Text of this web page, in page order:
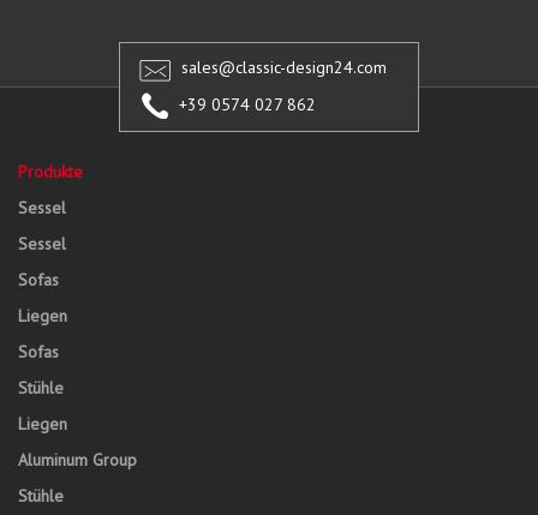
sales@classic-design24.com
+39 0574 027 862
Produkte
Sessel
Sessel
Sofas
Liegen
Sofas
Stühle
Liegen
Aluminum Group
Stühle